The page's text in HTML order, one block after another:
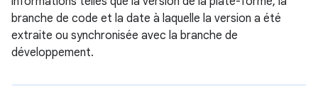
branche de code et la date à laquelle la version a été
extraite ou synchronisée avec la branche de
développement.